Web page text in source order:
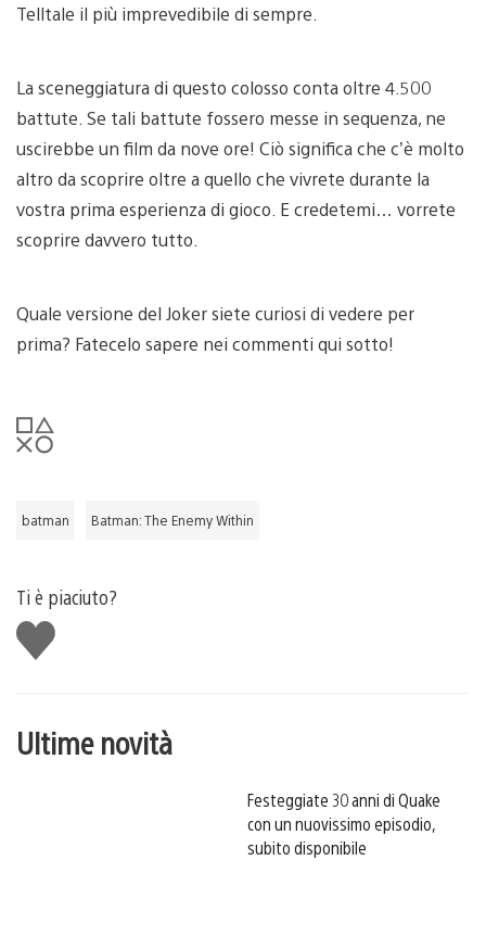
Telltale il più imprevedibile di sempre.
La sceneggiatura di questo colosso conta oltre 4.500
battute. Se tali battute fossero messe in sequenza, ne
uscirebbe un film da nove ore! Ciò significa che c’è molto
altro da scoprire oltre a quello che vivrete durante la
vostra prima esperienza di gioco. E credetemi… vorrete
scoprire davvero tutto.
Quale versione del Joker siete curiosi di vedere per
prima? Fatecelo sapere nei commenti qui sotto!
batman Batman: The Enemy Within
Ti è piaciuto?
Mi
piace
Ultime novità
Festeggiate 30 anni di Quake
con un nuovissimo episodio,
subito disponibile